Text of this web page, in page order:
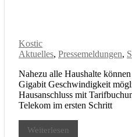
Kostic
Aktuelles, Pressemeldungen,
Nahezu alle Haushalte
Gigabit Geschwindigkeit
Hausanschluss mit
Telekom im ersten Schritt
Weiterlesen